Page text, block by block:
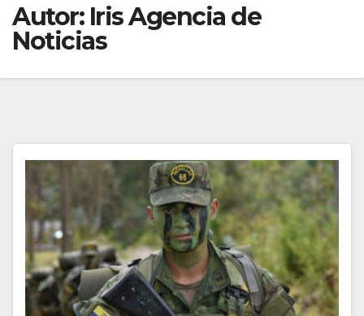
Autor: Iris Agencia de
Noticias